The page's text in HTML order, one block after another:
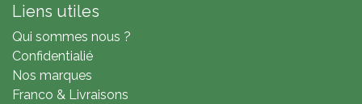
Liens utiles
Qui sommes nous ?
Confidentialié
Nos marques
Franco & Livraisons